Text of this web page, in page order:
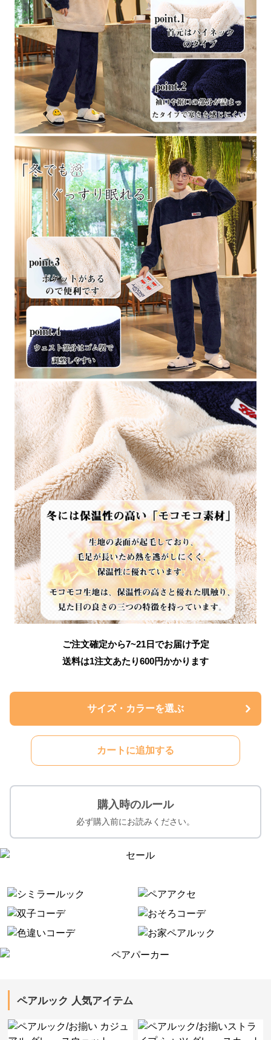
ご注文確定から7~21日でお届け予定
送料は1注文あたり600円かかります
サイズ・カラーを選ぶ
カートに追加する
購入時のルール
必ず購入前にお読みください。
ペアルック 人気アイテム